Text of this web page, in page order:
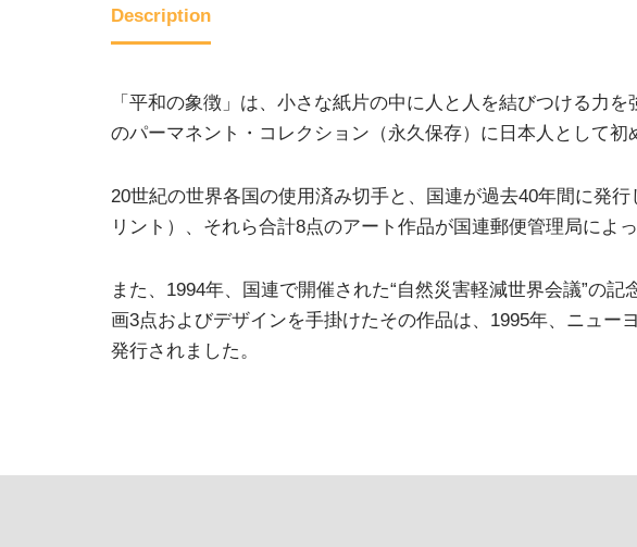
Description
「平和の象徴」は、小さな紙片の中に人と人を結びつける力
のパーマネント・コレクション（永久保存）に日本人として初
20世紀の世界各国の使用済み切手と、国連が過去40年間に発
リント）、それら合計8点のアート作品が国連郵便管理局によ
また、1994年、国連で開催された“自然災害軽減世界会議”の
画3点およびデザインを手掛けたその作品は、1995年、ニュ
発行されました。